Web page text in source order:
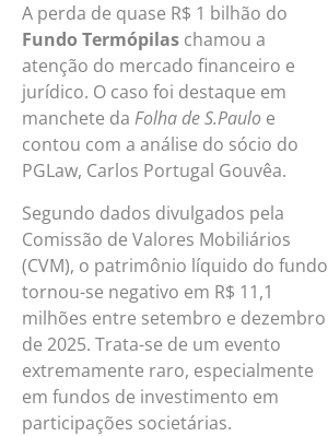
A perda de quase R$ 1 bilhão do
Fundo Termópilas chamou a
atenção do mercado financeiro e
jurídico. O caso foi destaque em
manchete da Folha de S.Paulo e
contou com a análise do sócio do
PGLaw, Carlos Portugal Gouvêa.
Segundo dados divulgados pela
Comissão de Valores Mobiliários
(CVM), o patrimônio líquido do fundo
tornou-se negativo em R$ 11,1
milhões entre setembro e dezembro
de 2025. Trata-se de um evento
extremamente raro, especialmente
em fundos de investimento em
participações societárias.